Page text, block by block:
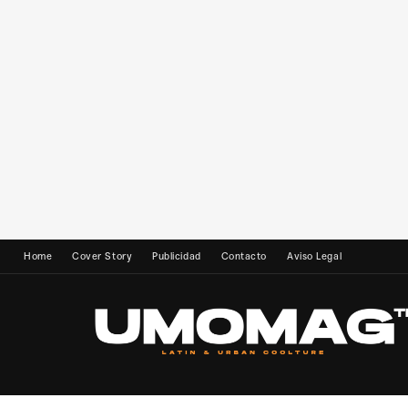
Home Cover Story Publicidad Contacto Aviso Legal